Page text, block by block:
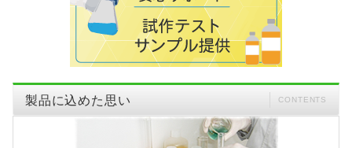
製品に込めた思い CONTENTS